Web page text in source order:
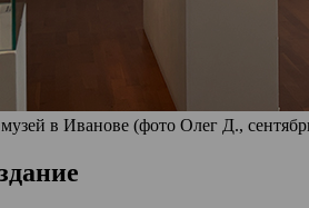
в Иванове (фото Олег Д.,